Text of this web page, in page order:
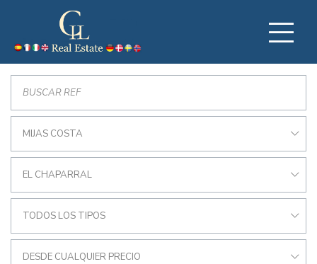
MIJAS COSTA
EL CHAPARRAL
TODOS LOS TIPOS
DESDE CUALQUIER PRECIO